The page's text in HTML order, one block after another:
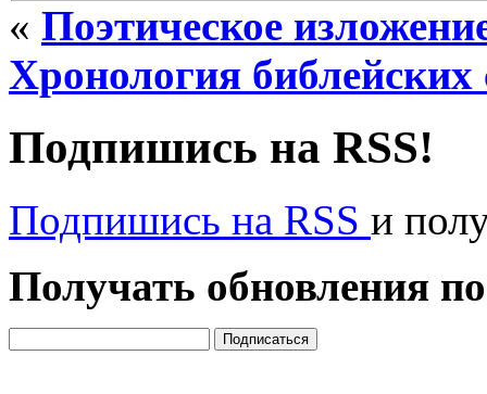
« Поэтическое
Хронология
Подпишись на RSS!
Подпишись на RSS и
Получать обновления